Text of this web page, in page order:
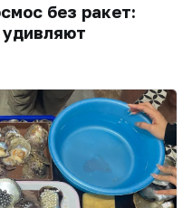
без ракет: